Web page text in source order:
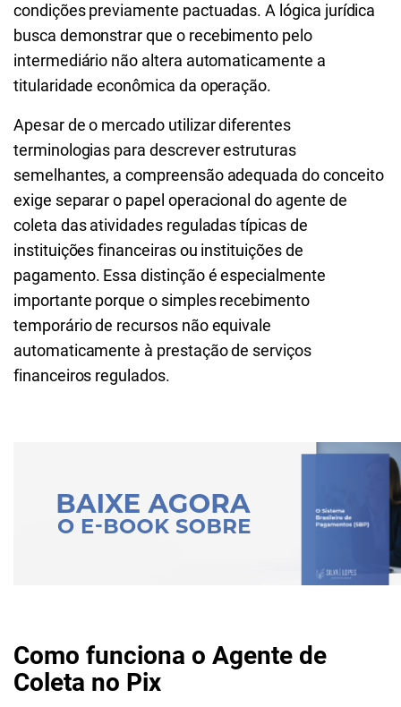
condições previamente pactuadas. A lógica jurídica
busca demonstrar que o recebimento pelo
intermediário não altera automaticamente a
titularidade econômica da operação.
Apesar de o mercado utilizar diferentes
terminologias para descrever estruturas
semelhantes, a compreensão adequada do conceito
exige separar o papel operacional do agente de
coleta das atividades reguladas típicas de
instituições financeiras ou instituições de
pagamento. Essa distinção é especialmente
importante porque o simples recebimento
temporário de recursos não equivale
automaticamente à prestação de serviços
financeiros regulados.
Como funciona o Agente de
Coleta no Pix